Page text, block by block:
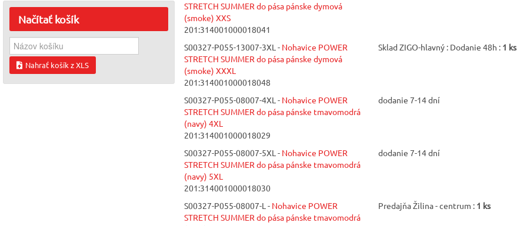
Načítaťkošík
Nahrať košík z XLS
STRETCH SUMMER do pása pánske dymová
(smoke) XXS
201:314001000018041
S00327-P055-13007-3XL - Nohavice POWER
STRETCH SUMMER do pása pánske dymová
(smoke) XXXL
201:314001000018048
Sklad ZIGO-hlavný : Dodanie 48h : 1 ks
S00327-P055-08007-4XL - Nohavice POWER
STRETCH SUMMER do pása pánske tmavomodrá
(navy) 4XL
201:314001000018029
dodanie 7-14 dní
S00327-P055-08007-5XL - Nohavice POWER
STRETCH SUMMER do pása pánske tmavomodrá
(navy) 5XL
201:314001000018030
dodanie 7-14 dní
S00327-P055-08007-L - Nohavice POWER
STRETCH SUMMER do pása pánske tmavomodrá
Predajňa Žilina - centrum : 1 ks